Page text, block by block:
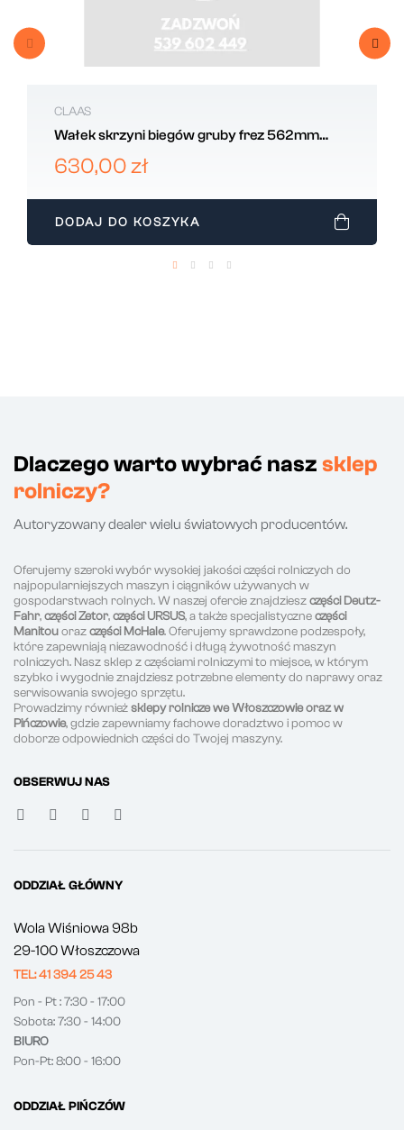
CLAAS
Wałek skrzyni biegów gruby frez 562mm
CLAAS 631617
630,00 zł
DODAJ DO KOSZYKA
Dlaczego warto wybrać nasz sklep
rolniczy?
Autoryzowany dealer wielu światowych producentów.
Oferujemy szeroki wybór wysokiej jakości części rolniczych do
najpopularniejszych maszyn i ciągników używanych w
gospodarstwach rolnych. W naszej ofercie znajdzieszczęści Deutz-
Fahr,części Zetor,części URSUS, a także specjalistyczneczęści
Manitouorazczęści McHale. Oferujemy sprawdzone podzespoły,
które zapewniają niezawodność i długą żywotność maszyn
rolniczych. Nasz sklep z częściami rolniczymi to miejsce, w którym
szybko i wygodnie znajdziesz potrzebne elementy do naprawy oraz
serwisowania swojego sprzętu.
Prowadzimy równieżsklepy rolnicze we Włoszczowie oraz w
Pińczowie, gdzie zapewniamy fachowe doradztwo i pomoc w
doborze odpowiednich części do Twojej maszyny.
OBSERWUJ NAS
ODDZIAŁ GŁÓWNY
Wola Wiśniowa 98b
29-100 Włoszczowa
TEL: 41 394 25 43
Pon - Pt : 7:30 - 17:00
Sobota: 7:30 - 14:00
BIURO
Pon-Pt: 8:00 - 16:00
ODDZIAŁ PIŃCZÓW